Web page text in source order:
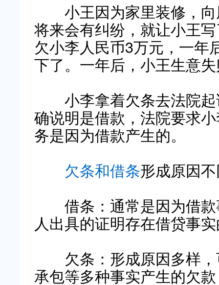
小王因为家里装修，向
将来会有纠纷，就让小王
欠小李人民币3万元，一年
下了。一年后，小王生意
小李拿着欠条去法院起
确说明是借款，法院要求
务是因为借款产生的。
欠条和借条形成原因
借条：通常是因为借款
人出具的证明存在借贷事
欠条：形成原因多样，
承包等多种事实产生的欠